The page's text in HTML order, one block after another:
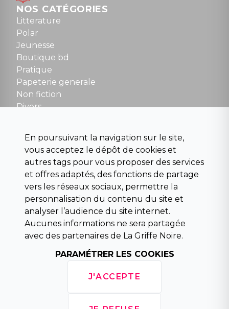
Dimanche : 10h30 à 12h30
Tel : 01 48 89 13 88
NOUS CONTACTER
contact@la-griffe-noire.com
NOS CATÉGORIES
Litterature
Polar
Jeunesse
Boutique bd
Pratique
Papeterie generale
Non fiction
Divers
Para scolaire
Histoire
Pochoteque
Pleiade
INFORMATIONS
Droit de rétractation
Conditions générales de vente
Mentions légales
Horaires d'ouverture
En poursuivant la navigation sur le site,
vous acceptez le dépôt de cookies et
autres tags pour vous proposer des services
et offres adaptés, des fonctions de partage
vers les réseaux sociaux, permettre la
personnalisation du contenu du site et
analyser l’audience du site internet.
Aucunes informations ne sera partagée
avec des partenaires de La Griffe Noire.
PARAMÉTRER LES COOKIES
J'ACCEPTE